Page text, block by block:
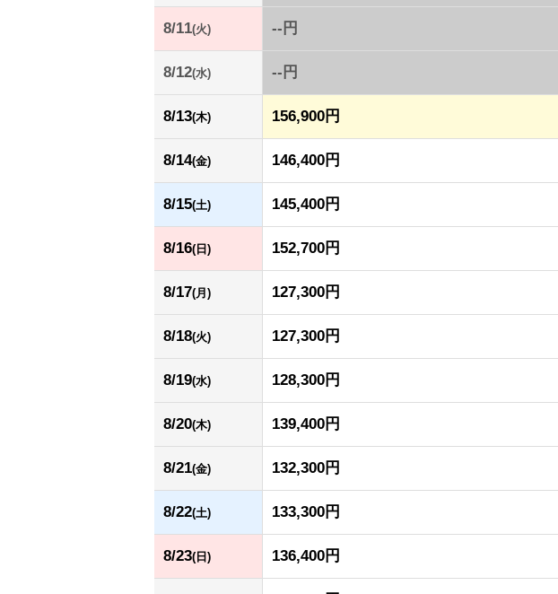
8/11(火) --円
8/12(水) --円
8/13(木) 156,900円
8/14(金) 146,400円
8/15(土) 145,400円
8/16(日) 152,700円
8/17(月) 127,300円
8/18(火) 127,300円
8/19(水) 128,300円
8/20(木) 139,400円
8/21(金) 132,300円
8/22(土) 133,300円
8/23(日) 136,400円